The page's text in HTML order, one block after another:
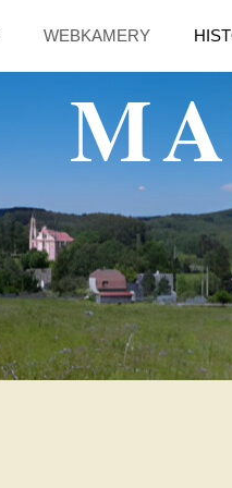
WEBKAMERY